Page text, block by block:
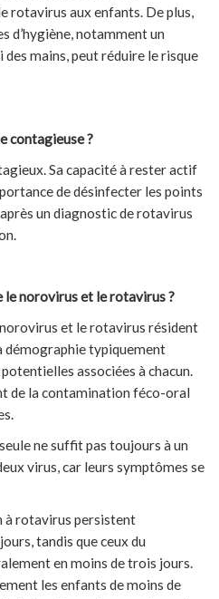
rotavirus aux enfants. De plus,
d’hygiène, notamment un
mains, peut réduire le risque
contagieuse ?
Sa capacité à rester actif
de désinfecter les points
un diagnostic de rotavirus
norovirus et le rotavirus ?
et le rotavirus résident
démographie typiquement
associées à chacun.
de la contamination féco-oral
ne suffit pas toujours à un
virus, car leurs symptômes se
à rotavirus persistent
tandis que ceux du
en moins de trois jours.
les enfants de moins de